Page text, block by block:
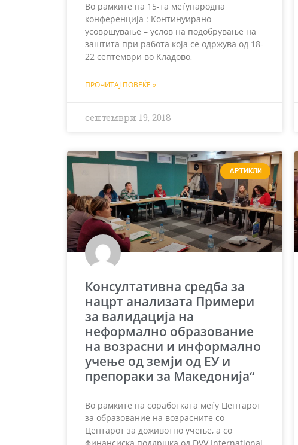
Во рамките на 15-та меѓународна
конференција : Континуирано
усовршување – услов на подобрување на
заштита при работа која се одржува од 18-
22 септември во Кладово,
ПРОЧИТАЈ ПОВЕЌЕ »
септември 19, 2018
АРТИКЛИ
Консултативна средба за
нацрт анализата Примери
за валидација на
неформално образование
на возрасни и информално
учење од земји од ЕУ и
препораки за Македонија“
Во рамките на соработката меѓу Центарот
за образование на возрасните со
Центарот за доживотно учење, а со